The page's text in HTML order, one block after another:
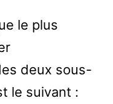
le plus
deux sous-
le suivant :